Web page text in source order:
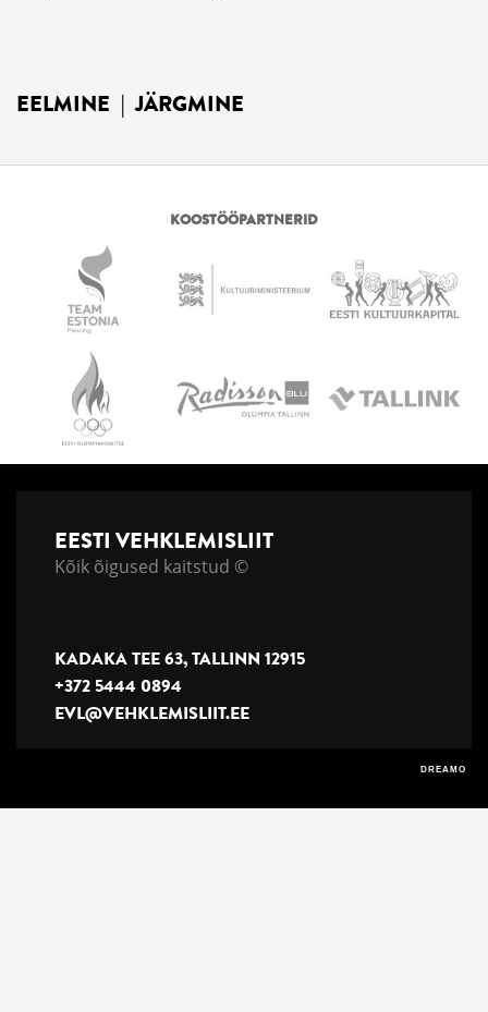
EELMINE | JÄRGMINE
KOOSTÖÖPARTNERID
EESTI VEHKLEMISLIIT
Kõik õigused kaitstud ©
KADAKA TEE 63, TALLINN 12915
+372 5444 0894
EVL@VEHKLEMISLIIT.EE
DREAMO